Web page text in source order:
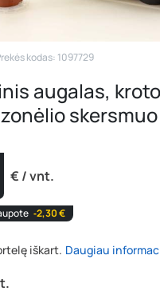
kodas: 1097729
augalas,
skersmuo
€ / vnt.
‐2,30 €
iškart. Daugiau